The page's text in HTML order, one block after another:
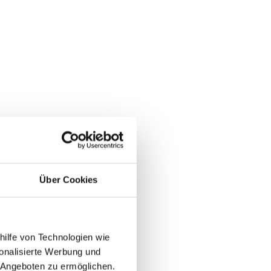
Über Cookies
von Technologien wie
Werbung und
zu ermöglichen.